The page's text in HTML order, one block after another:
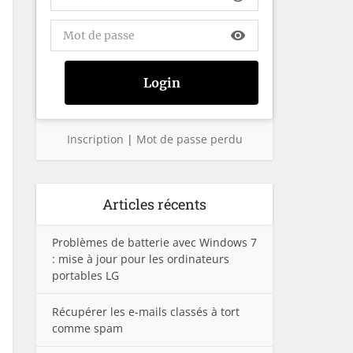
visibility
Inscription | Mot de passe perdu
Articles récents
Problèmes de batterie avec Windows 7
: mise à jour pour les ordinateurs
portables LG
Récupérer les e-mails classés à tort
comme spam